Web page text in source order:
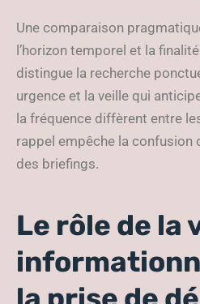
Une comparaison
l’horizon temporel et la
distingue la recherche
urgence et la veille qui
la fréquence diffèrent entre
rappel empêche la confusion
des briefings.
Le rôle de la